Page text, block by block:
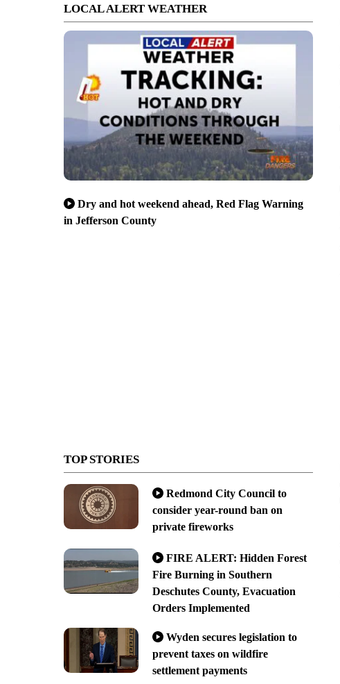
LOCAL ALERT WEATHER
Dry and hot weekend ahead, Red Flag Warning
in Jefferson County
TOP STORIES
Redmond City Council to
consider year-round ban on
private fireworks
FIRE ALERT: Hidden Forest
Fire Burning in Southern
Deschutes County, Evacuation
Orders Implemented
Wyden secures legislation to
prevent taxes on wildfire
settlement payments